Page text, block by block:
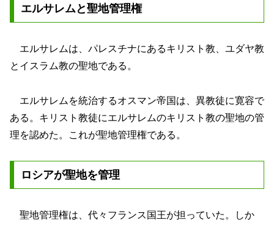
エルサレムと聖地管理権
エルサレムは、パレスチナにあるキリスト教、ユダヤ教
とイスラム教の聖地である。
エルサレムを統治するオスマン帝国は、異教徒に寛容で
ある。キリスト教徒にエルサレムのキリスト教の聖地の管
理を認めた。これが聖地管理権である。
ロシアが聖地を管理
聖地管理権は、代々フランス国王が担っていた。しか